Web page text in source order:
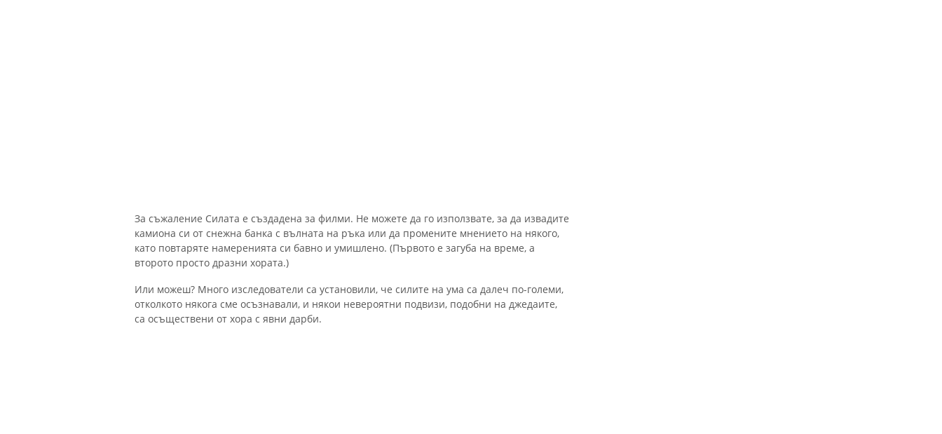
За съжаление Силата е създадена за филми. Не можете да го използвате, за да извадите
камиона си от снежна банка с вълната на ръка или да промените мнението на някого,
като повтаряте намеренията си бавно и умишлено. (Първото е загуба на време, а
второто просто дразни хората.)
Или можеш? Много изследователи са установили, че силите на ума са далеч по-големи,
отколкото някога сме осъзнавали, и някои невероятни подвизи, подобни на джедаите,
са осъществени от хора с явни дарби.